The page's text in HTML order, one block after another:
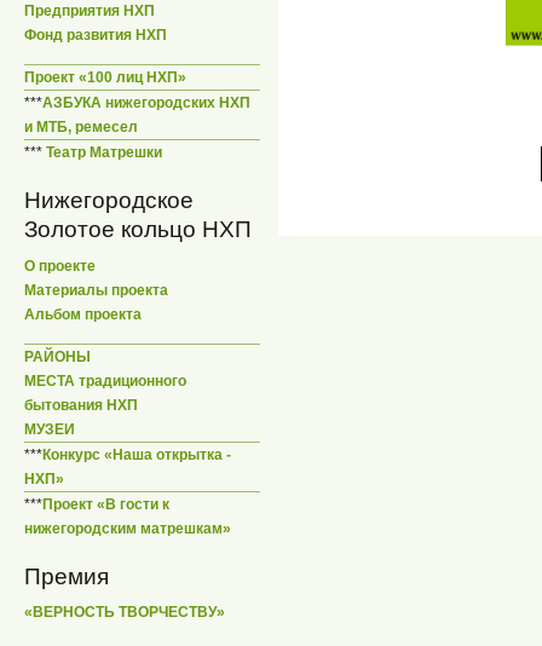
Предприятия НХП
Фонд развития НХП
Проект «100 лиц НХП»
***АЗБУКА нижегородских НХП
и МТБ, ремесел
*** Театр Матрешки
Нижегородское
Золотое кольцо НХП
О проекте
Материалы проекта
Альбом проекта
РАЙОНЫ
МЕСТА традиционного
бытования НХП
МУЗЕИ
***Конкурс «Наша открытка -
НХП»
***Проект «В гости к
нижегородским матрешкам»
Премия
«ВЕРНОСТЬ ТВОРЧЕСТВУ»